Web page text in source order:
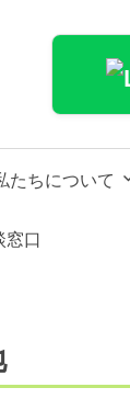
たちについて
窓口